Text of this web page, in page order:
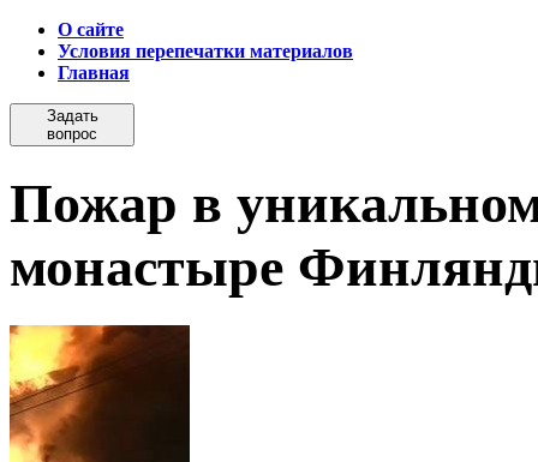
О сайте
Условия перепечатки материалов
Главная
Задать
вопрос
Пожар в
монастыре